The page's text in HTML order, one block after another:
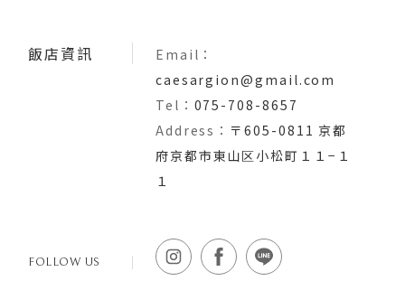
飯店資訊
Email：
caesargion@gmail.com
Tel： 075-708-8657
Address： 〒605-0811 京都
府京都市東山区小松町１１−１
１
FOLLOW US